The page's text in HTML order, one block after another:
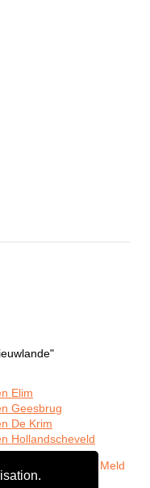
Elim
Geesbrug
De Krim
Hollandscheveld
Meld